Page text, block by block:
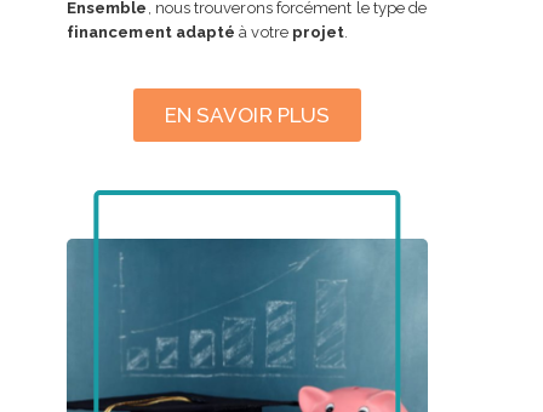
Ensemble , nous trouverons forcément le type de
financement adapté à votre projet
EN SAVOIR PLUS